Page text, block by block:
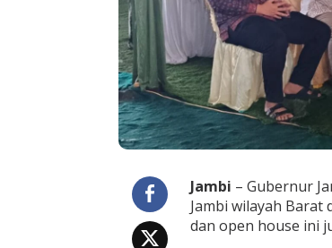
l
B
m
a
e
a
l
a
D
Jambi – Gubernur
Jambi wilayah Barat
dan open house ini